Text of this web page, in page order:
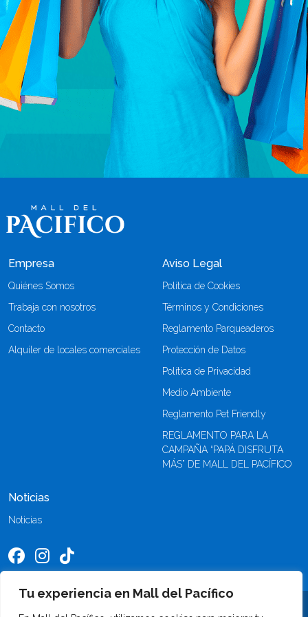
Tu experiencia en Mall del Pacífico
Empresa
Quiénes Somos
Trabaja con nosotros
Contacto
Alquiler de locales comerciales
Aviso Legal
Política de Cookies
Términos y Condiciones
Reglamento Parqueaderos
Protección de Datos
Política de Privacidad
Medio Ambiente
Reglamento Pet Friendly
REGLAMENTO PARA LA
CAMPAÑA “PAPÁ DISFRUTA
MÁS” DE MALL DEL PACÍFICO
Noticias
Noticias
©2026 Mall del Pacífico. Todos los derechos reservados